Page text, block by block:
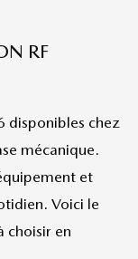
RF
disponibles chez
mécanique.
et
Voici le
choisir en